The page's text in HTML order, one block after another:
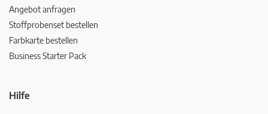
Angebot anfragen
Stoffprobenset bestellen
Farbkarte bestellen
Business Starter Pack
Hilfe